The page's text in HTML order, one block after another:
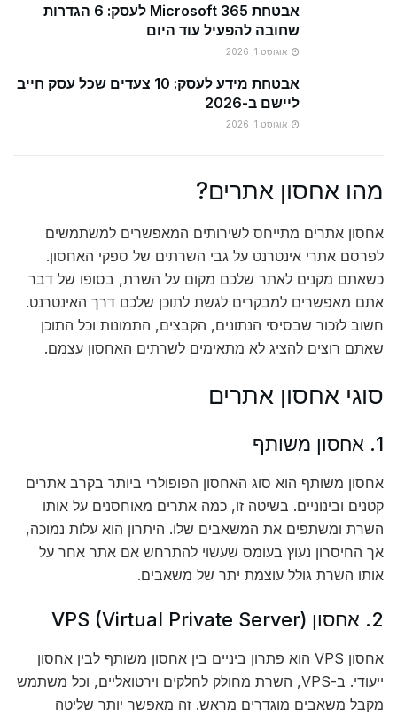
אבטחת Microsoft 365 לעסק: 6 הגדרות
שחובה להפעיל עוד היום
אוגוסט 1, 2026
אבטחת מידע לעסק: 10 צעדים שכל עסק חייב
ליישם ב-2026
אוגוסט 1, 2026
מהו אחסון אתרים?
אחסון אתרים מתייחס לשירותים המאפשרים למשתמשים
לפרסם אתרי אינטרנט על גבי השרתים של ספקי האחסון.
כשאתם מקנים לאתר שלכם מקום על השרת, בסופו של דבר
אתם מאפשרים למבקרים לגשת לתוכן שלכם דרך האינטרנט.
חשוב לזכור שבסיסי הנתונים, הקבצים, התמונות וכל התוכן
שאתם רוצים להציג לא מתאימים לשרתים האחסון עצמם.
סוגי אחסון אתרים
1. אחסון משותף
אחסון משותף הוא סוג האחסון הפופולרי ביותר בקרב אתרים
קטנים ובינוניים. בשיטה זו, כמה אתרים מאוחסנים על אותו
השרת ומשתפים את המשאבים שלו. היתרון הוא עלות נמוכה,
אך החיסרון נעוץ בעומס שעשוי להתרחש אם אתר אחר על
אותו השרת גולל עוצמת יתר של משאבים.
2. אחסון VPS (Virtual Private Server)
אחסון VPS הוא פתרון ביניים בין אחסון משותף לבין אחסון
ייעודי. ב-VPS, השרת מחולק לחלקים וירטואליים, וכל משתמש
מקבל משאבים מוגדרים מראש. זה מאפשר יותר שליטה